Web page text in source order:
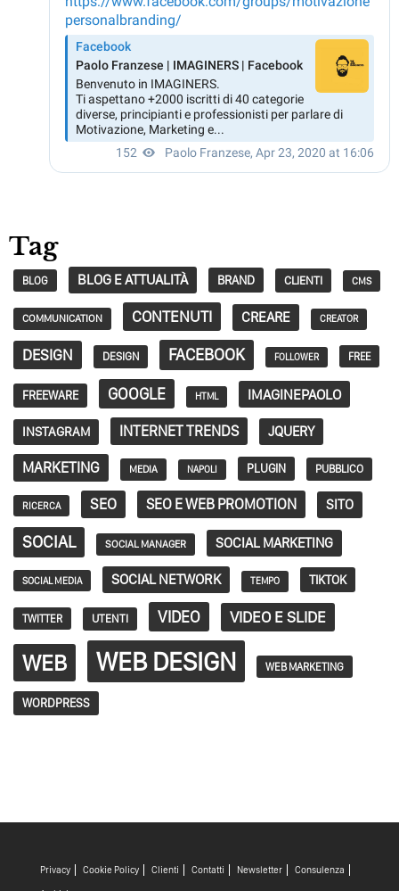
Tag
BLOG BLOG E ATTUALITÀ BRAND CLIENTI CMS
COMMUNICATION CONTENUTI CREARE CREATOR
DESIGN DESIGN FACEBOOK FOLLOWER FREE
FREEWARE GOOGLE HTML IMAGINEPAOLO
INSTAGRAM INTERNET TRENDS JQUERY
MARKETING MEDIA NAPOLI PLUGIN PUBBLICO
RICERCA SEO SEO E WEB PROMOTION SITO
SOCIAL SOCIAL MANAGER SOCIAL MARKETING
SOCIAL MEDIA SOCIAL NETWORK TEMPO TIKTOK
TWITTER UTENTI VIDEO VIDEO E SLIDE
WEB WEB DESIGN WEB MARKETING
WORDPRESS
Privacy Cookie Policy Clienti Contatti Newsletter Consulenza